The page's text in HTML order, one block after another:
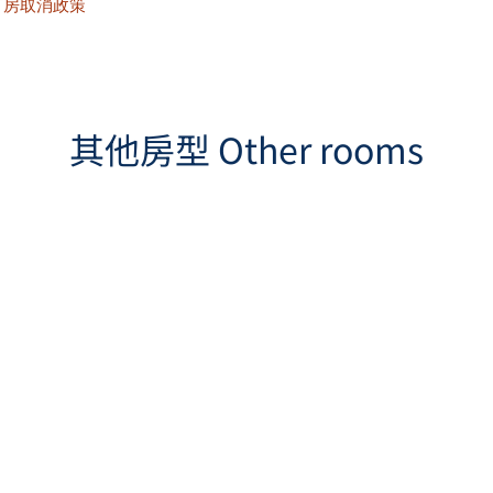
取消政策
其他房型 Other rooms